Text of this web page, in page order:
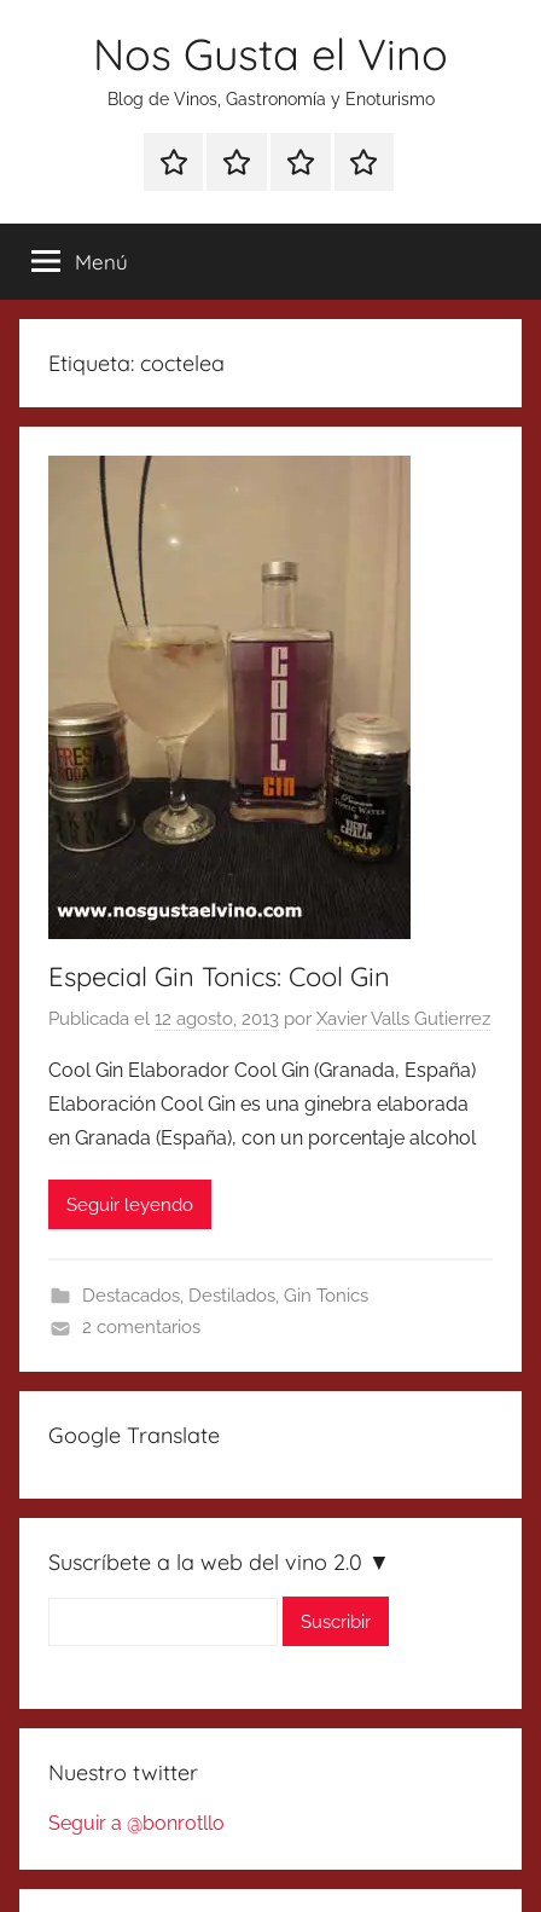
Nos Gusta el Vino
Blog de Vinos, Gastronomía y Enoturismo
Especial
Tonics
Enoturismo
Gastronomía
RankingContacto
Menú
Etiqueta: coctelea
Especial Gin Tonics: Cool Gin
Publicada el 12 agosto, 2013 por Xavier Valls Gutierrez
Cool Gin Elaborador Cool Gin (Granada, España)
Elaboración Cool Gin es una ginebra elaborada
en Granada (España), con un porcentaje alcohol
Seguir leyendo
Destacados, Destilados, Gin Tonics
2 comentarios
Google Translate
Suscríbete a la web del vino 2.0 ▼
Nuestro twitter
Seguir a @bonrotllo